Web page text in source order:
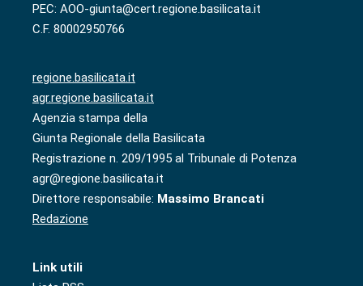
PEC: AOO-giunta@cert.regione.basilicata.it
C.F. 80002950766
regione.basilicata.it
agr.regione.basilicata.it
Agenzia stampa della
Giunta Regionale della Basilicata
Registrazione n. 209/1995 al Tribunale di Potenza
agr@regione.basilicata.it
Direttore responsabile: Massimo Brancati
Redazione
Link utili